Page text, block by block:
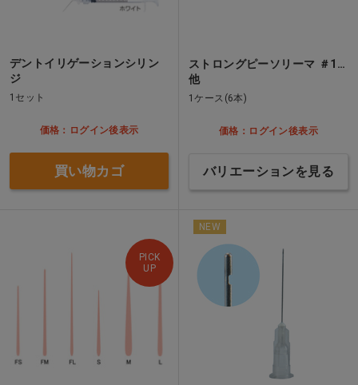
デントイリゲーションシリン
ジ
1セット
価格：ログイン後表示
買い物カゴ
ストロングピーソリーマ ＃1…
他
1ケース(6本)
価格：ログイン後表示
バリエーションを見る
PICK
UP
NEW